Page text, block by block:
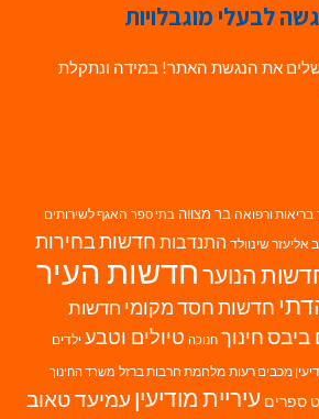
לבעלי מוגבלויות
את הנגשת האתר! במידה ונתקלת
בריאות ורפואה בר מצווה בתי ספר האגף לשירותים
אליעזר שינוולד התנדבות חדשות בחירות
הנוערחדשות העיר
חדשות חסד מקומי חדשות
ביבסחינוך חנוכה טיולים וטבע ילדים
מכבים רעות מלחמת חרבות ברזל משרד החינוך
ספרים עיריית מודיעין עמיעד טאוב